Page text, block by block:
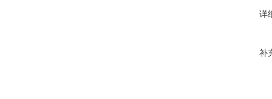
详
补